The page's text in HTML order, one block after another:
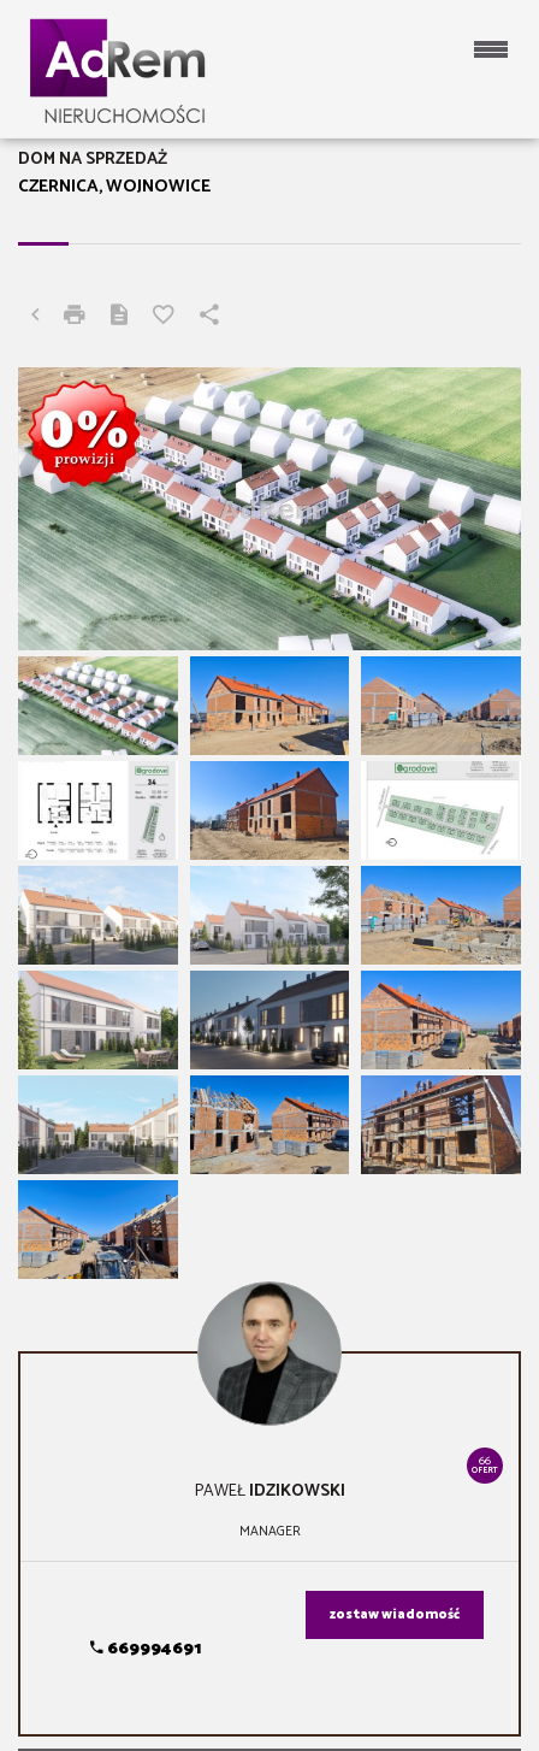
CZERNICA, WOJNOWICE
DOM NA SPRZEDAŻ
66
OFERT
PAWEŁIDZIKOWSKI
MANAGER
669994691
zostaw wiadomość